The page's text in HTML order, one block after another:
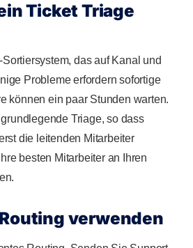
Ticket Triage
das auf Kanal und
Probleme erfordern sofortige
können ein paar Stunden warten.
Triage, so dass
die leitenden Mitarbeiter
besten Mitarbeiter an Ihren
verwenden